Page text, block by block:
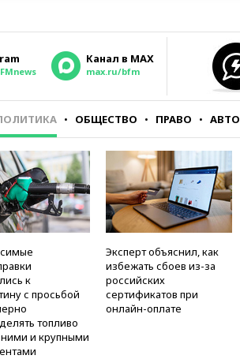
Канал в MAX
max.ru/bfm
ОБЩЕСТВО ПРАВО АВТО
к
с просьбой
топливо
и крупными
Эксперт объяснил, как
избежать сбоев из-за
российских
сертификатов при
онлайн-оплате